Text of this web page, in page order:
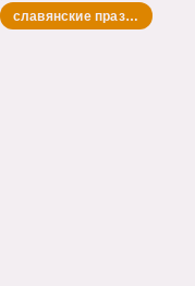
славянские праздники и обряды